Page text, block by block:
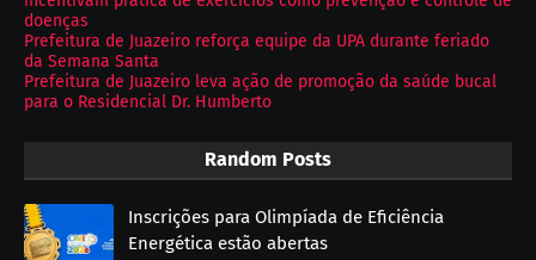
doenças
Prefeitura de Juazeiro reforça equipe da UPA durante feriado
da Semana Santa
Prefeitura de Juazeiro leva ação de promoção da saúde bucal
para o Residencial Dr. Humberto
Random Posts
Inscrições para Olimpíada de Eficiência
Energética estão abertas